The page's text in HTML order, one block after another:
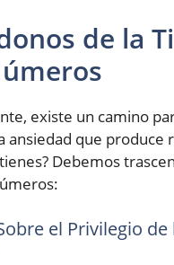
de la
existe un camino
ansiedad que produce
Debemos
el Privilegio de